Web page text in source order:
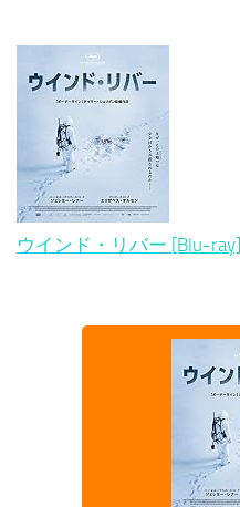
ウインド・リバー [Blu-ray]